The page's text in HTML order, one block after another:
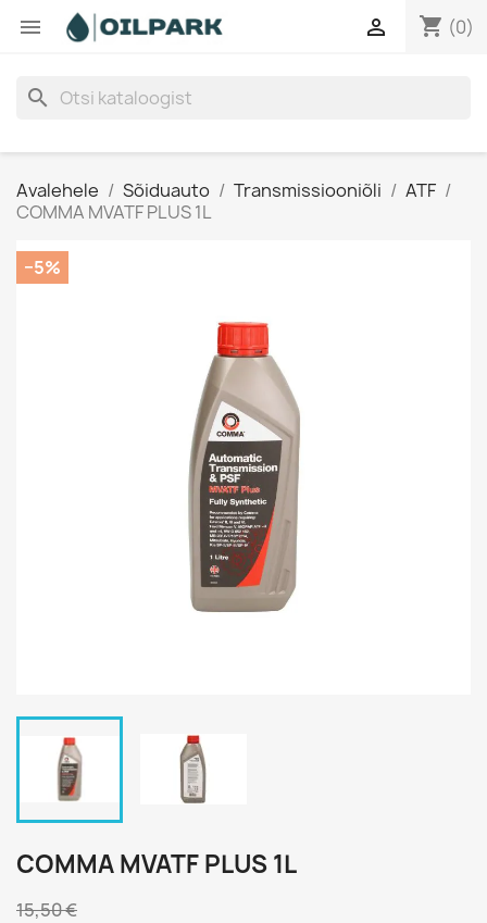
 shopping_cart (0)

search
Avalehele Sõiduauto Transmissiooniõli
ATF
COMMA MVATF PLUS 1L
−5%
COMMA MVATF PLUS 1L
15,50 €